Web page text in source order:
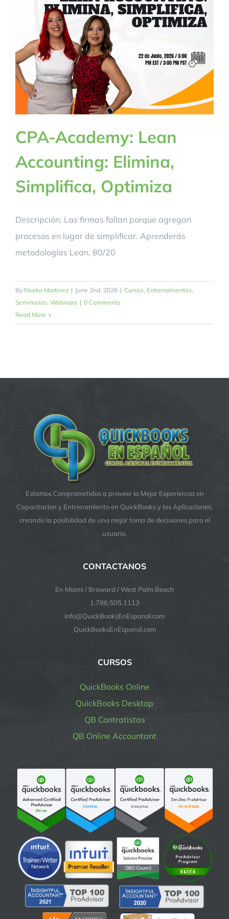
CONTACTANOS
CPA-Academy: Lean
Accounting: Elimina,
Simplifica, Optimiza
Descripción: Las firmas fallan porque agregan
procesos en lugar de simplificar. Aprenderás
metodologías Lean, 80/20
By Niurka Martinez | June 2nd, 2026 | Cursos, Entrenamientos,
Seminarios, Webinars | 0 Comments
Read More
Estamos Comprometidos a proveer la Mejor Experiencia en
Capacitacion y Entrenamiento en QuickBooks y las Aplicaciones,
creando la posibilidad de una mejor toma de decisiones para el
usuario.
CONTACTANOS
En Miami / Broward / West Palm Beach
1.786.505.1113
info@QuickBooksEnEspanol.com
QuickBooksEnEspanol.com
CURSOS
QuickBooks Online
QuickBooks Desktop
QB Contratistas
QB Online Accountant